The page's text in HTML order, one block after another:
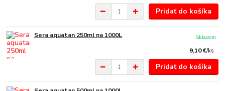
Pridať do košíka
Sera aquatan 250ml na 1000L
9,10 €/ks
Skladom
Pridať do košíka